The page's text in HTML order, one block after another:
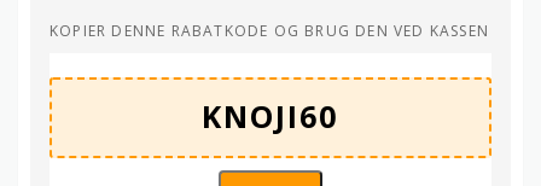
KOPIER DENNE RABATKODE OG BRUG DEN VED KASSEN